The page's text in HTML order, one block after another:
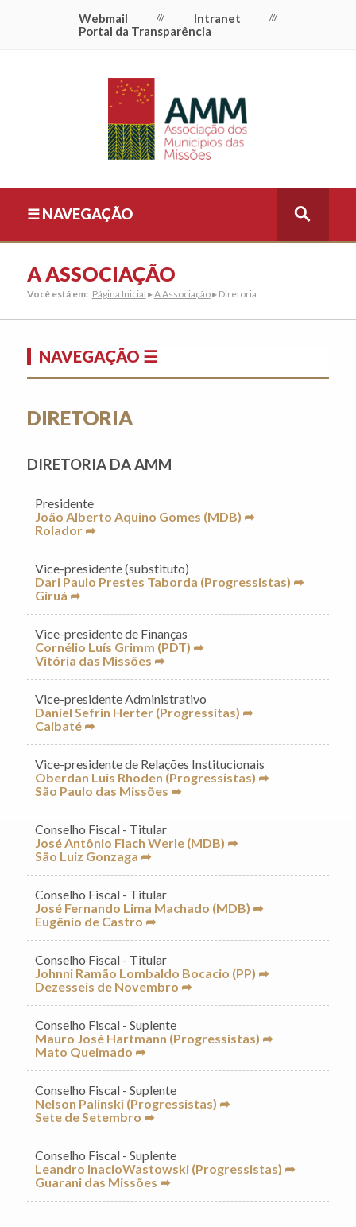
Webmail /// Intranet ///
Portal da Transparência
☰ NAVEGAÇÃO
A ASSOCIAÇÃO
Você está em: Página Inicial ▸A Associação▸ Diretoria
DIRETORIA
DIRETORIA DA AMM
Presidente
João Alberto Aquino Gomes (MDB) ➦
Rolador ➦
Vice-presidente (substituto)
Dari Paulo Prestes Taborda (Progressistas) ➦
Giruá ➦
Vice-presidente de Finanças
Cornélio Luís Grimm (PDT) ➦
Vitória das Missões ➦
Vice-presidente Administrativo
Daniel Sefrin Herter (Progressitas) ➦
Caibaté ➦
Vice-presidente de Relações Institucionais
Oberdan Luis Rhoden (Progressistas) ➦
São Paulo das Missões ➦
Conselho Fiscal - Titular
José Antônio Flach Werle (MDB) ➦
São Luiz Gonzaga ➦
Conselho Fiscal - Titular
José Fernando Lima Machado (MDB) ➦
Eugênio de Castro ➦
Conselho Fiscal - Titular
Johnni Ramão Lombaldo Bocacio (PP) ➦
Dezesseis de Novembro ➦
Conselho Fiscal - Suplente
Mauro José Hartmann (Progressistas) ➦
Mato Queimado ➦
Conselho Fiscal - Suplente
Nelson Palinski (Progressistas) ➦
Sete de Setembro ➦
Conselho Fiscal - Suplente
Leandro InacioWastowski (Progressistas) ➦
Guarani das Missões ➦
NAVEGAÇÃO ☰